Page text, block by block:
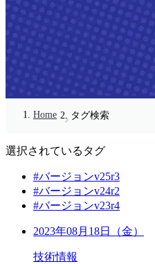
Home タグ検索
選択されているタグ
#バージョンv25r3
#バージョンv24r2
#バージョンv23r4
2023年08月18日（金）
技術情報